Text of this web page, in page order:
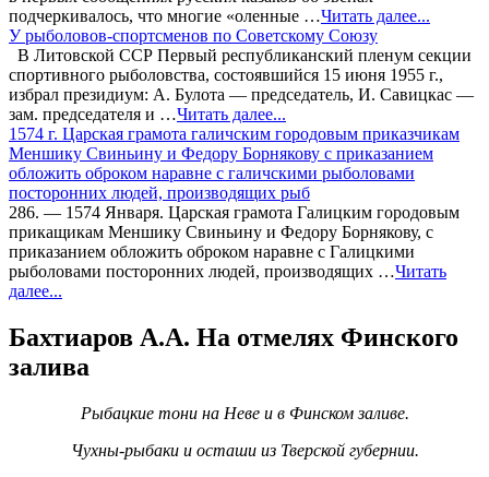
подчеркивалось, что многие «оленные …Читать далее...
У рыболовов-спортсменов по Советскому Союзу
В Литовской ССР Первый республиканский пленум секции
спортивного рыболовства, состоявшийся 15 июня 1955 г.,
избрал президиум: А. Булота — председатель, И. Савицкас —
зам. председателя и …Читать далее...
1574 г. Царская грамота галичским городовым приказчикам
Меншику Свиньину и Федору Борнякову с приказанием
обложить оброком наравне с галичскими рыболовами
посторонних людей, производящих рыб
286. — 1574 Января. Царская грамота Галицким городовым
прикащикам Меншику Свиньину и Федору Борнякову, с
приказанием обложить оброком наравне с Галицкими
рыболовами посторонних людей, производящих …Читать
далее...
Бахтиаров А.А. На отмелях Финского
залива
Рыбацкие тони на Неве и в Финском заливе.
Чухны-рыбаки и осташи из Тверской губернии.